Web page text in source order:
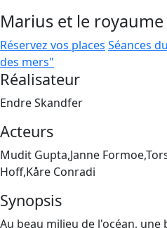
Marius et le
Réservez vos places Séances
des mers"
Réalisateur
Endre Skandfer
Acteurs
Mudit Gupta,Janne
Hoff,Kåre Conradi
Synopsis
Au beau milieu de l'océan, une